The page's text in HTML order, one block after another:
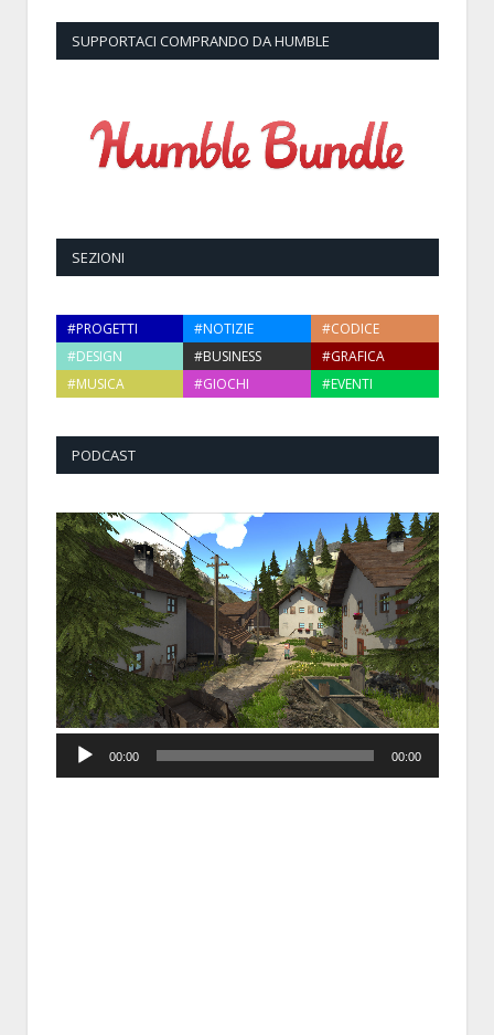
SUPPORTACI COMPRANDO DA HUMBLE
SEZIONI
#PROGETTI #NOTIZIE
#CODICE
#DESIGN
#BUSINESS
#GRAFICA
#MUSICA
#GIOCHI #EVENTI
PODCAST
Player
00:00 00:00